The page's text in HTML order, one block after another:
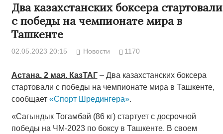
Два казахстанских боксера стартовали
с победы на чемпионате мира в
Ташкенте
02.05.2023 20:15 Новости 1170
Астана. 2 мая. КазТАГ– Два казахстанских боксера
стартовали с победы на чемпионате мира в Ташкенте,
сообщает «Спорт Шредингера».
«Сагындык Тогамбай (86 кг) стартует с досрочной
победы на ЧМ-2023 по боксу в Ташкенте. В своем